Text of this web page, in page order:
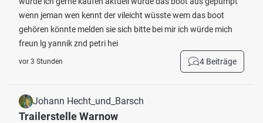
wenn jeman wen kennt der vileicht wüsste wem das boot
gehören könnte melden sie sich bitte bei mir ich würde mich
freun lg yannik znd petri hei
vor 3 Stunden 4 Beiträge
Johann Hecht_und_Barsch
Trailerstelle Warnow